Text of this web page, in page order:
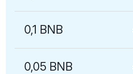
0,1 BNB
0,05 BNB